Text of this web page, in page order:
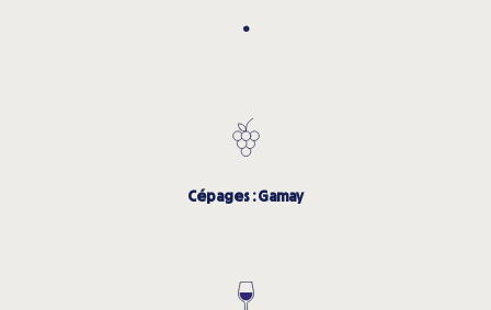
°
Cépages : Gamay